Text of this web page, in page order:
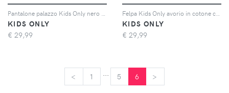
KIDS ONLY
€ 29,99
KIDS ONLY
€ 29,99
< 1 ... 5 6 >